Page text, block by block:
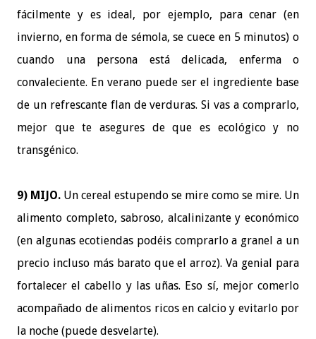
fácilmente y es ideal, por ejemplo, para cenar (en
invierno, en forma de sémola, se cuece en 5 minutos) o
cuando una persona está delicada, enferma o
convaleciente. En verano puede ser el ingrediente base
de un refrescante flan de verduras. Si vas a comprarlo,
mejor que te asegures de que es ecológico y no
transgénico.
9) MIJO. Un cereal estupendo se mire como se mire. Un
alimento completo, sabroso, alcalinizante y económico
(en algunas ecotiendas podéis comprarlo a granel a un
precio incluso más barato que el arroz). Va genial para
fortalecer el cabello y las uñas. Eso sí, mejor comerlo
acompañado de alimentos ricos en calcio y evitarlo por
la noche (puede desvelarte).